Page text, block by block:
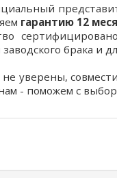
гарантию 12
заводского брака и
не уверены,
- поможем с